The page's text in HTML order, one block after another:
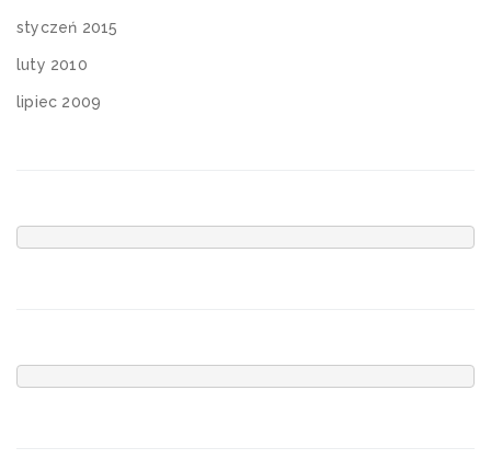
styczeń 2015
luty 2010
lipiec 2009